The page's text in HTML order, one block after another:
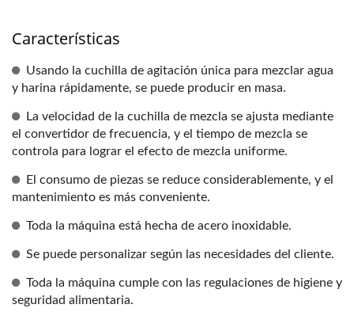
Características
Usando la cuchilla de agitación única para mezclar agua
y harina rápidamente, se puede producir en masa.
La velocidad de la cuchilla de mezcla se ajusta mediante
el convertidor de frecuencia, y el tiempo de mezcla se
controla para lograr el efecto de mezcla uniforme.
El consumo de piezas se reduce considerablemente, y el
mantenimiento es más conveniente.
Toda la máquina está hecha de acero inoxidable.
Se puede personalizar según las necesidades del cliente.
Toda la máquina cumple con las regulaciones de higiene y
seguridad alimentaria.